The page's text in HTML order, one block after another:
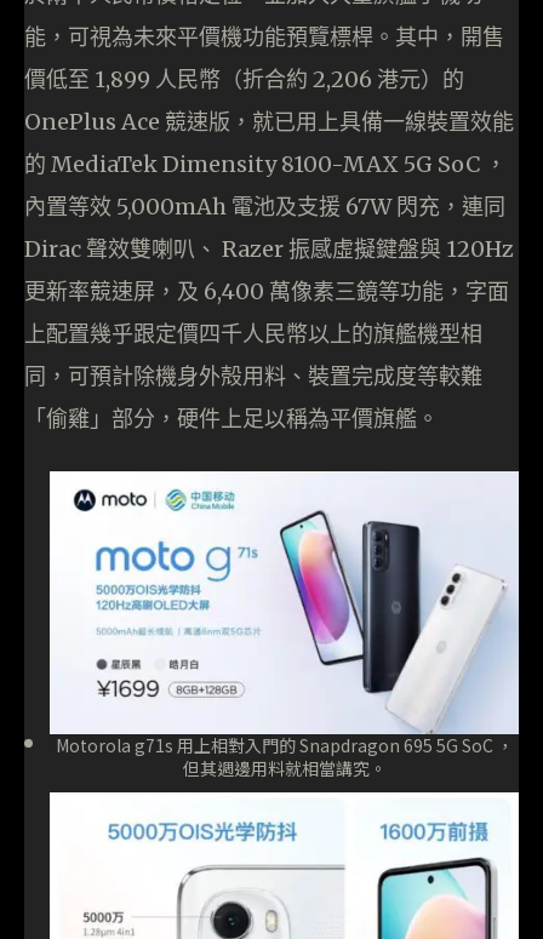
能，可視為未來平價機功能預覽標桿。其中，開售
價低至 1,899 人民幣（折合約 2,206 港元）的
OnePlus Ace 競速版，就已用上具備一線裝置效能
的 MediaTek Dimensity 8100-MAX 5G SoC ，
內置等效 5,000mAh 電池及支援 67W 閃充，連同
Dirac 聲效雙喇叭、 Razer 振感虛擬鍵盤與 120Hz
更新率競速屏，及 6,400 萬像素三鏡等功能，字面
上配置幾乎跟定價四千人民幣以上的旗艦機型相
同，可預計除機身外殻用料、裝置完成度等較難
「偷雞」部分，硬件上足以稱為平價旗艦。
Motorola g71s 用上相對入門的 Snapdragon 695 5G SoC ，
但其週邊用料就相當講究。